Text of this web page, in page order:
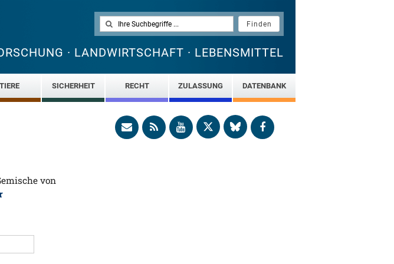
· LANDWIRTSCHAFT · LEBENSMITTEL
TIERE SICHERHEIT RECHT ZULASSUNG DATENBANK
von